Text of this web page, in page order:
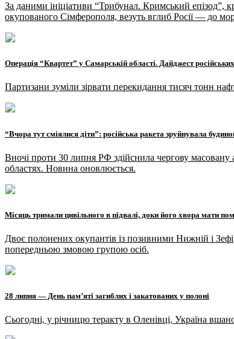
За даними ініціативи “Трибунал. Кримський епізод”,
окупованого Сімферополя, везуть вглиб Росії — до
Операція “Квартет” у Самарській області. Дайджест
Партизани зуміли зірвати перекидання тисяч тонн
“Вчора тут сміялися діти”: російська ракета зруйнувала
Вночі проти 30 липня РФ здійснила чергову масовану
областях. Новина оновлюється.
Місяць тримали цивільного в підвалі, доки його хвора мати
Двоє полонених окупантів із позивними Нижній і
попередньою змовою групою осіб.
28 липня — День пам’яті загиблих і закатованих у полоні
Сьогодні, у річницю теракту в Оленівці, Україна